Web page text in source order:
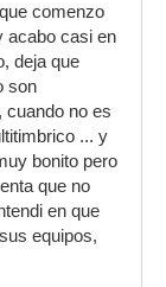
comenzo
acabo casi en
deja que
son
cuando no es
... y
bonito pero
que no
en que
equipos,